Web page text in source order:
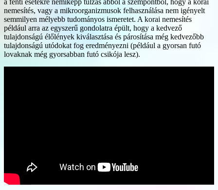
nemesítés, vagy a mikroorganizmusok felhasználása nem igényelt
semmilyen mélyebb tudományos ismeretet. A korai nemesítés
például arra az egyszerű gondolatra épült, hogy a kedvező
tulajdonságú élőlények kiválasztása és párosítása még kedvezőbb
tulajdonságú utódokat fog eredményezni (például a gyorsan futó
lovaknak még gyorsabban futó csikója lesz).